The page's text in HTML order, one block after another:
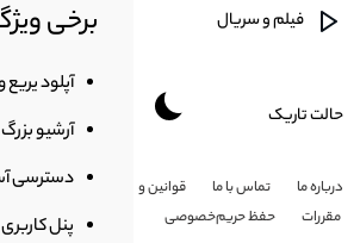
آموزشی
طنز
فیلم و سریال
حالت تاریک
درباره ما تماس با ما
قوانین و
مقررات
حفظ حریم‌خصوصی
برخی
آپلود
آرشیو
دسترسی
پنل